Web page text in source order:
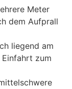
Meter
dem Aufprall
liegend am
zum